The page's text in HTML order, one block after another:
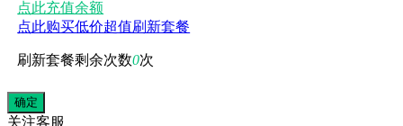
点此充值余额
点此购买低价超值刷新套餐
刷新套餐剩余次数0次
关注客服